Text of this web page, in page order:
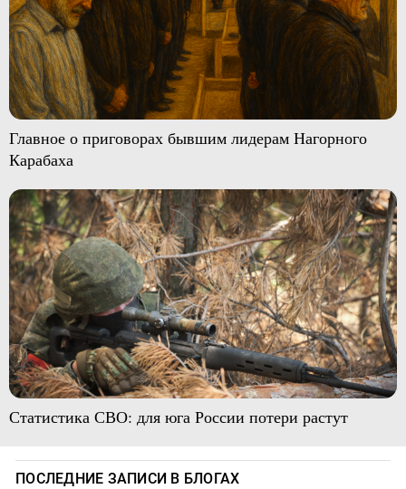
Главное о приговорах бывшим лидерам Нагорного
Карабаха
Статистика СВО: для юга России потери растут
ПОСЛЕДНИЕ ЗАПИСИ В БЛОГАХ